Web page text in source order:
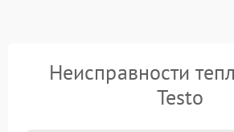
Неисправности
Testo